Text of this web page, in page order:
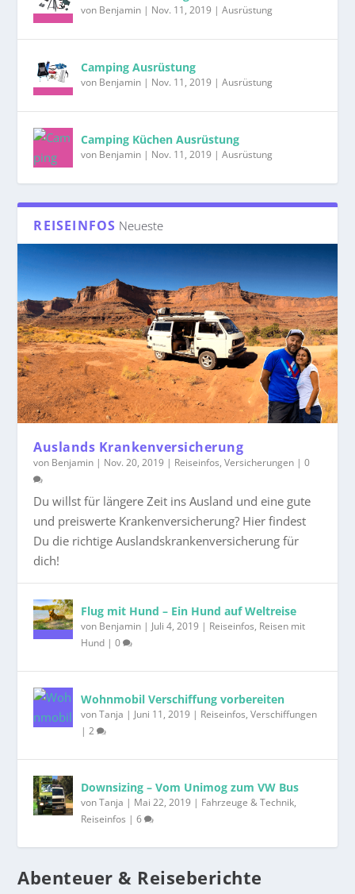
von Benjamin | Nov. 11, 2019 |Ausrüstung
Camping Ausrüstung
von Benjamin | Nov. 11, 2019 |Ausrüstung
Camping Küchen Ausrüstung
von Benjamin | Nov. 11, 2019 |Ausrüstung
REISEINFOS Neueste
Auslands Krankenversicherung
von Benjamin | Nov. 20, 2019 | Reiseinfos,Versicherungen |0
Du willst für längere Zeit ins Ausland und eine gute
und preiswerte Krankenversicherung? Hier findest
Du die richtige Auslandskrankenversicherung für
dich!
Flug mit Hund – Ein Hund auf Weltreise
von Benjamin | Juli 4, 2019 | Reiseinfos, Reisen mit
Hund |0
Wohnmobil Verschiffung vorbereiten
vonTanja | Juni 11, 2019 | Reiseinfos,Verschiffungen
|2
Downsizing – Vom Unimog zum VW Bus
vonTanja | Mai 22, 2019 | Fahrzeuge & Technik,
Reiseinfos |6
Abenteuer & Reiseberichte